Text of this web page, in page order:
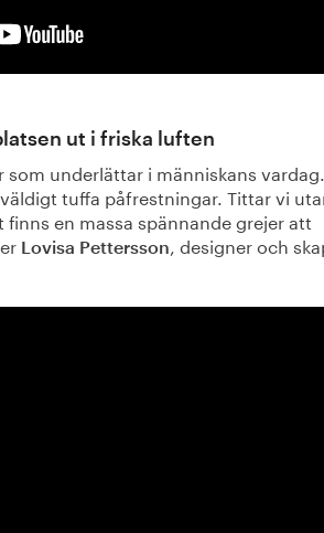
ut i friska luften
som underlättar i människans
tuffa påfrestningar. Tittar vi
en massa spännande grejer att
Lovisa Pettersson, designer och